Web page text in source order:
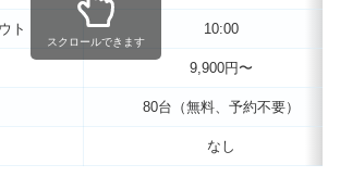
ト 10:00
9,900円〜
80台（無料、予約不要）
なし
スクロールできます